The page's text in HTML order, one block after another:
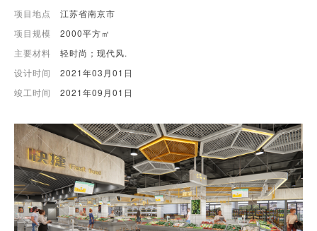
项目地点
江苏省南京市
项目规模
2000平方㎡
主要材料
轻时尚；现代风.
设计时间
2021年03月01日
竣工时间
2021年09月01日